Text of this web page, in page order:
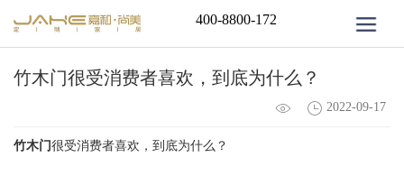
400-8800-172
竹木门很受消费者喜欢，到底为什么？
2022-09-17
竹木门很受消费者喜欢，到底为什么？